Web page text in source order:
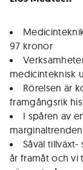
97 kronor
medicinteknisk
Rörelsen är
framgångsrik
I spåren av
Såväl
år framåt och vi